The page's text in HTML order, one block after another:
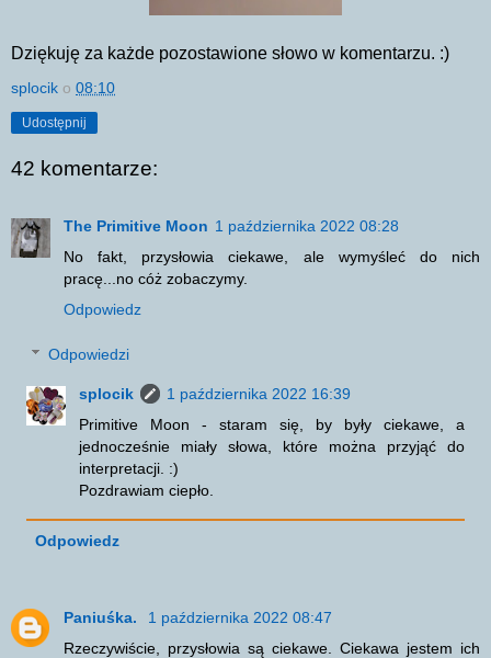
Dziękuję za każde pozostawione słowo w komentarzu. :)
splocik o 08:10
Udostępnij
42 komentarze:
The Primitive Moon 1 października 2022 08:28
No fakt, przysłowia ciekawe, ale wymyśleć do nich
pracę...no cóż zobaczymy.
Odpowiedz
Odpowiedzi
splocik
1 października 2022 16:39
Primitive Moon - staram się, by były ciekawe, a
jednocześnie miały słowa, które można przyjąć do
interpretacji. :)
Pozdrawiam ciepło.
Odpowiedz
Paniuśka.
1 października 2022 08:47
Rzeczywiście, przysłowia są ciekawe. Ciekawa jestem ich